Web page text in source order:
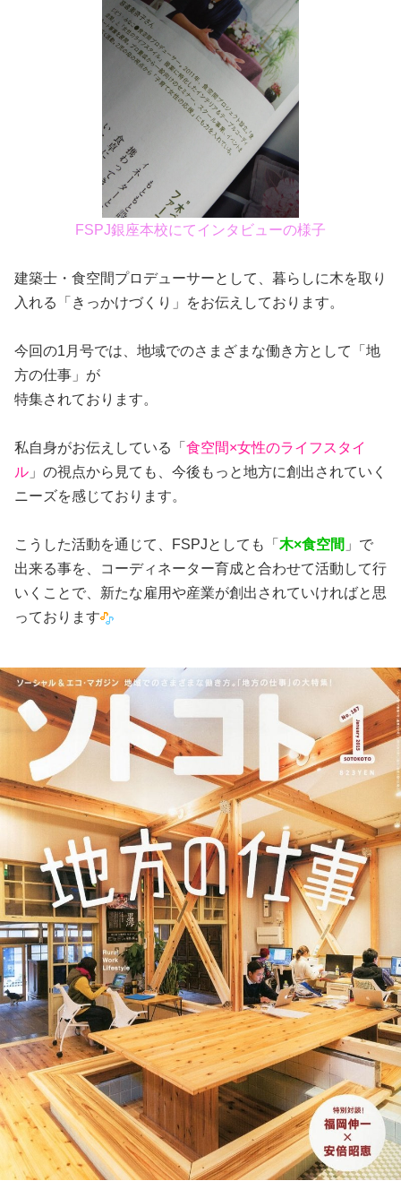
FSPJ銀座本校にてインタビューの様子
建築士・食空間プロデューサーとして、暮らしに木を取り
入れる「きっかけづくり」をお伝えしております。
今回の1月号では、地域でのさまざまな働き方として「地
方の仕事」が
特集されております。
私自身がお伝えしている「 食空間×女性のライフスタイ
ル 」の視点から見ても、今後もっと地方に創出されていく
ニーズを感じております。
こうした活動を通じて、FSPJとしても「 木×食空間 」で
出来る事を、コーディネーター育成と合わせて活動して行
いくことで、新たな雇用や産業が創出されていければと思
っております